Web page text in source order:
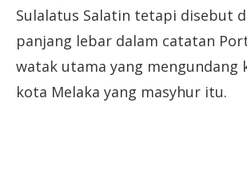
Sulalatus Salatin tetapi disebut
panjang lebar dalam catatan
watak utama yang mengundang
kota Melaka yang masyhur itu.